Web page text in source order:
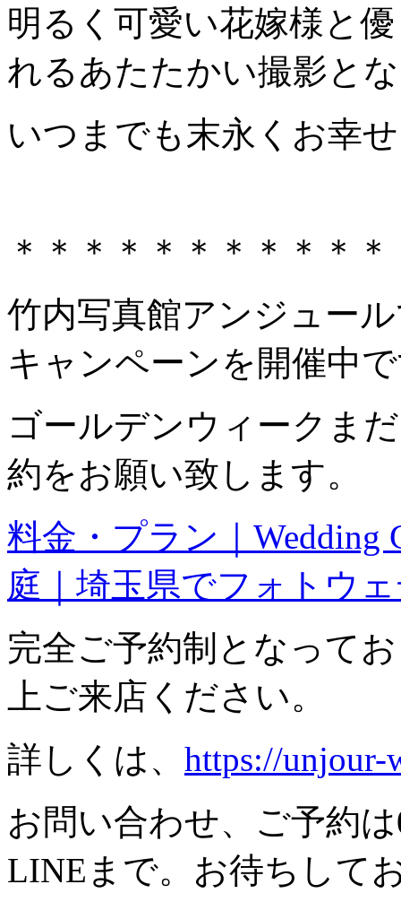
明るく可愛い花嫁様と
れるあたたかい撮影と
いつまでも末永くお幸
＊＊＊＊＊＊＊＊＊＊
竹内写真館アンジュー
キャンペーンを開催中
ゴールデンウィークま
約をお願い致します。
料金・プラン｜Wedding
庭｜埼玉県でフォトウ
完全ご予約制となって
上ご来店ください。
詳しくは、 https://unjour-
お問い合わせ、ご予約
LINEまで。お待ちして